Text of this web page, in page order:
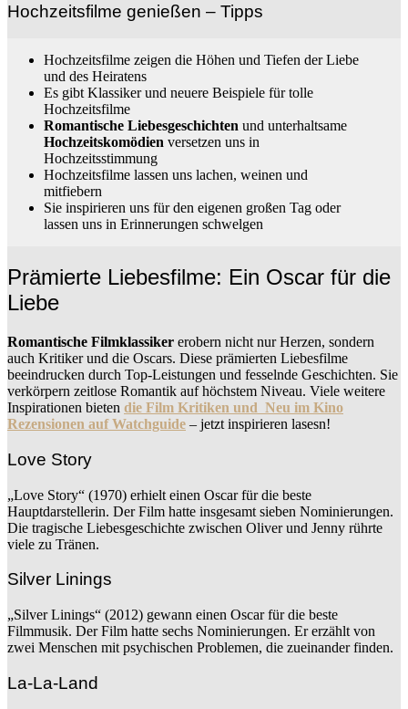
Hochzeitsfilme genießen – Tipps
Hochzeitsfilme zeigen die Höhen und Tiefen der Liebe
und des Heiratens
Es gibt Klassiker und neuere Beispiele für tolle
Hochzeitsfilme
Romantische Liebesgeschichten und unterhaltsame
Hochzeitskomödien versetzen uns in
Hochzeitsstimmung
Hochzeitsfilme lassen uns lachen, weinen und
mitfiebern
Sie inspirieren uns für den eigenen großen Tag oder
lassen uns in Erinnerungen schwelgen
Prämierte Liebesfilme: Ein Oscar für die
Liebe
Romantische Filmklassiker erobern nicht nur Herzen, sondern
auch Kritiker und die Oscars. Diese prämierten Liebesfilme
beeindrucken durch Top-Leistungen und fesselnde Geschichten. Sie
verkörpern zeitlose Romantik auf höchstem Niveau. Viele weitere
Inspirationen bieten die Film Kritiken und Neu im Kino
Rezensionen auf Watchguide – jetzt inspirieren lasesn!
Love Story
„Love Story“ (1970) erhielt einen Oscar für die beste
Hauptdarstellerin. Der Film hatte insgesamt sieben Nominierungen.
Die tragische Liebesgeschichte zwischen Oliver und Jenny rührte
viele zu Tränen.
Silver Linings
„Silver Linings“ (2012) gewann einen Oscar für die beste
Filmmusik. Der Film hatte sechs Nominierungen. Er erzählt von
zwei Menschen mit psychischen Problemen, die zueinander finden.
La-La-Land